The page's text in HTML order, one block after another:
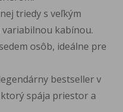
triedy s veľkým
kabínou.
osôb, ideálne pre
bestseller v
spája priestor a